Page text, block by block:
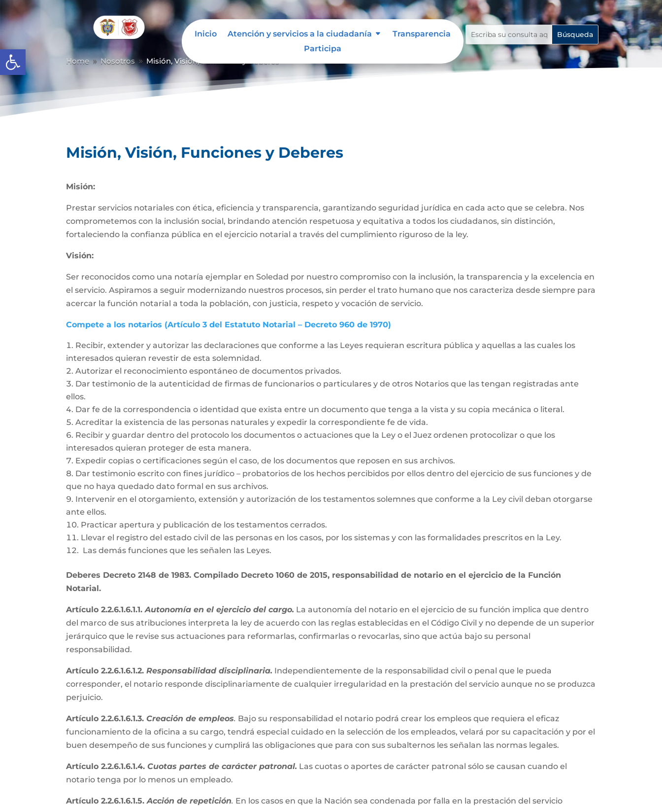
Abrir barra de herramientas
Inicio Atención y servicios a la ciudadanía
Transparencia
Participa
Home 9 Nosotros 9 Misión, Visión, Funciones y Deberes
Misión, Visión, Funciones y Deberes
Misión:
Prestar servicios notariales con ética, eficiencia y transparencia, garantizando seguridad jurídica en cada acto que se celebra. Nos
comprometemos con la inclusión social, brindando atención respetuosa y equitativa a todos los ciudadanos, sin distinción,
fortaleciendo la confianza pública en el ejercicio notarial a través del cumplimiento riguroso de la ley.
Visión:
Ser reconocidos como una notaría ejemplar en Soledad por nuestro compromiso con la inclusión, la transparencia y la excelencia en
el servicio. Aspiramos a seguir modernizando nuestros procesos, sin perder el trato humano que nos caracteriza desde siempre para
acercar la función notarial a toda la población, con justicia, respeto y vocación de servicio.
Compete a los notarios (Artículo 3 del Estatuto Notarial – Decreto 960 de 1970)
Recibir, extender y autorizar las declaraciones que conforme a las Leyes requieran escritura pública y aquellas a las cuales los
interesados quieran revestir de esta solemnidad.
Autorizar el reconocimiento espontáneo de documentos privados.
Dar testimonio de la autenticidad de firmas de funcionarios o particulares y de otros Notarios que las tengan registradas ante
ellos.
Dar fe de la correspondencia o identidad que exista entre un documento que tenga a la vista y su copia mecánica o literal.
Acreditar la existencia de las personas naturales y expedir la correspondiente fe de vida.
Recibir y guardar dentro del protocolo los documentos o actuaciones que la Ley o el Juez ordenen protocolizar o que los
interesados quieran proteger de esta manera.
Expedir copias o certificaciones según el caso, de los documentos que reposen en sus archivos.
Dar testimonio escrito con fines jurídico – probatorios de los hechos percibidos por ellos dentro del ejercicio de sus funciones y de
que no haya quedado dato formal en sus archivos.
Intervenir en el otorgamiento, extensión y autorización de los testamentos solemnes que conforme a la Ley civil deban otorgarse
ante ellos.
Practicar apertura y publicación de los testamentos cerrados.
Llevar el registro del estado civil de las personas en los casos, por los sistemas y con las formalidades prescritos en la Ley.
Las demás funciones que les señalen las Leyes.
Deberes Decreto 2148 de 1983. Compilado Decreto 1060 de 2015, responsabilidad de notario en el ejercicio de la Función
Notarial.
Artículo 2.2.6.1.6.1.1.Autonomía en el ejercicio del cargo. La autonomía del notario en el ejercicio de su función implica que dentro
del marco de sus atribuciones interpreta la ley de acuerdo con las reglas establecidas en el Código Civil y no depende de un superior
jerárquico que le revise sus actuaciones para reformarlas, confirmarlas o revocarlas, sino que actúa bajo su personal
responsabilidad.
Artículo 2.2.6.1.6.1.2. Responsabilidad disciplinaria. Independientemente de la responsabilidad civil o penal que le pueda
corresponder, el notario responde disciplinariamente de cualquier irregularidad en la prestación del servicio aunque no se produzca
perjuicio.
Artículo 2.2.6.1.6.1.3.Creación de empleos. Bajo su responsabilidad el notario podrá crear los empleos que requiera el eficaz
funcionamiento de la oficina a su cargo, tendrá especial cuidado en la selección de los empleados, velará por su capacitación y por el
buen desempeño de sus funciones y cumplirá las obligaciones que para con sus subalternos les señalan las normas legales.
Artículo 2.2.6.1.6.1.4.Cuotas partes de carácter patronal. Las cuotas o aportes de carácter patronal sólo se causan cuando el
notario tenga por lo menos un empleado.
Artículo 2.2.6.1.6.1.5.Acción de repetición. En los casos en que la Nación sea condenada por falla en la prestación del servicio